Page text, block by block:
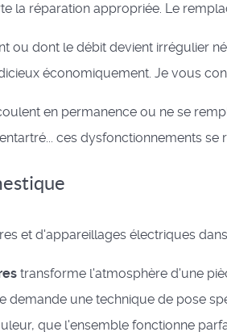
la réparation appropriée. Le
ou dont le débit devient irrégulier
économiquement. Je vous
en permanence ou ne se
ces dysfonctionnements
et d'appareillages électriques
transforme l'atmosphère d'une
demande une technique de pose
que l'ensemble fonctionne